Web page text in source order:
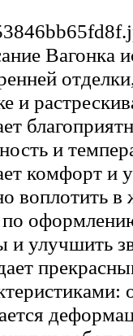
Вагонка
и
и
комфорт
воплотить в
и улучшить